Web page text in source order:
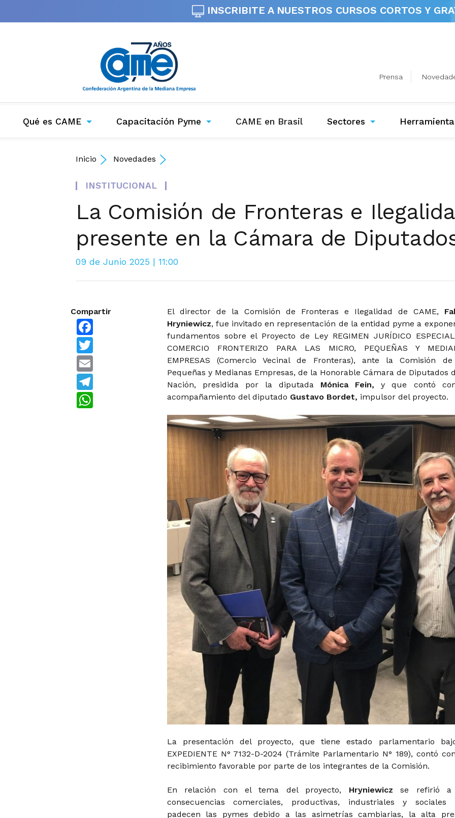
INSCRIBITE A NUESTROS CURSOS CORTOS Y
Prensa
Qué es CAME Capacitación Pyme CAME en Brasil(current)Sectores
Inicio Novedades
INSTITUCIONAL
La Comisión de Fronteras e
presente en la Cámara de
09 de Junio 2025 | 11:00
Compartir
El director de la Comisión de Fronteras e Ilegalidad de CAME,
Hryniewicz, fue invitado en representación de la entidad pyme a
fundamentos sobre el Proyecto de Ley REGIMEN JURÍDICO
COMERCIO FRONTERIZO PARA LAS MICRO, PEQUEÑAS Y
EMPRESAS (Comercio Vecinal de Fronteras), ante la Comisión
Pequeñas y Medianas Empresas, de la Honorable Cámara de Diputados
Nación, presidida por la diputada Mónica Fein,y
que contó
acompañamiento del diputado Gustavo Bordet, impulsor del proyecto.
La presentación del proyecto, que tiene estado parlamentario
EXPEDIENTE N° 7132-D-2024 (Trámite Parlamentario N° 189), contó
recibimiento favorable por parte de los integrantes de la Comisión.
En relación con el tema del proyecto, Hryniewiczse refirió a
consecuencias comerciales, productivas, industriales y sociales
padecen las pymes debido a las asimetrías cambiarias, la alta